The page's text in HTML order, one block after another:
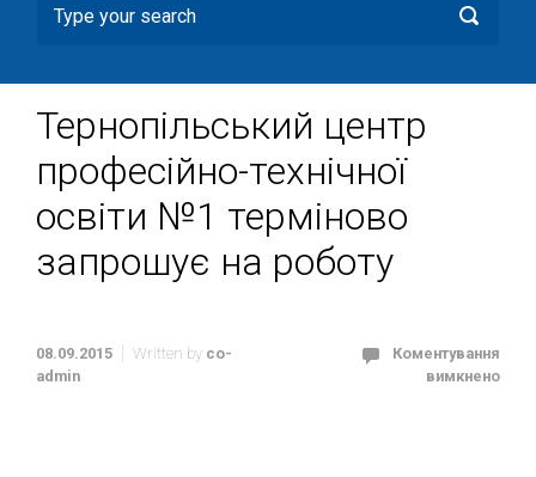
Тернопільський центр
професійно-технічної
освіти №1 терміново
запрошує на роботу
08.09.2015 Written by co-
admin
Коментування
вимкнено